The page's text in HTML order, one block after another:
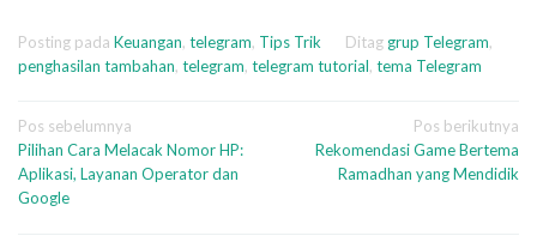
Posting pada Keuangan, telegram, Tips Trik Ditag grup Telegram,
penghasilan tambahan, telegram, telegram tutorial, tema Telegram
Navigasi
pos
Pos sebelumnya
Pilihan Cara Melacak Nomor HP:
Aplikasi, Layanan Operator dan
Google
Pos berikutnya
Rekomendasi Game Bertema
Ramadhan yang Mendidik